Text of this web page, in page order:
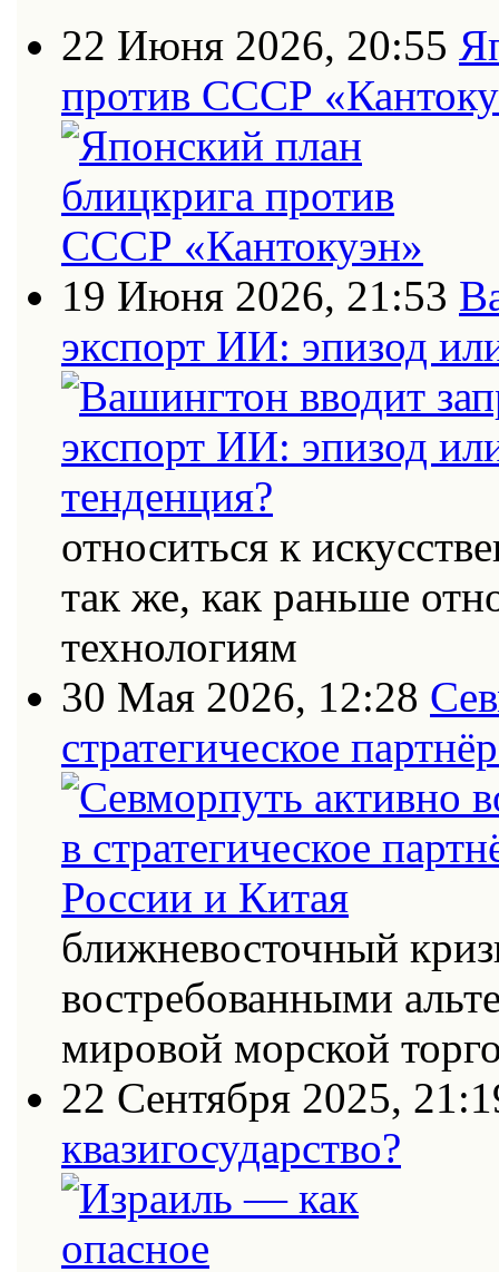
22 Июня 2026, 20:55
против СССР
19 Июня 2026, 21:53
экспорт ИИ: эпизод
относиться к
так же, как раньше
технологиям
30 Мая 2026, 12:28
стратегическое
ближневосточный
востребованными
мировой морской
22 Сентября 2025,
квазигосударство?